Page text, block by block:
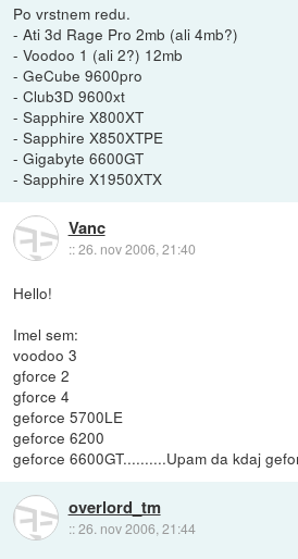
Po vrstnem redu.
- Ati 3d Rage Pro 2mb (ali 4mb?)
- Voodoo 1 (ali 2?) 12mb
- GeCube 9600pro
- Club3D 9600xt
- Sapphire X800XT
- Sapphire X850XTPE
- Gigabyte 6600GT
- Sapphire X1950XTX
Vanc
::26. nov 2006, 21:40
Hello!
Imel sem:
voodoo 3
gforce 2
gforce 4
geforce 5700LE
geforce 6200
geforce 6600GT..........Upam da kdaj
overlord_tm
::26. nov 2006, 21:44